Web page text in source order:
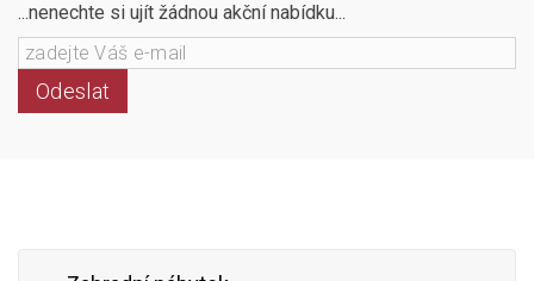
...nenechte si ujít žádnou akční nabídku...
Odeslat